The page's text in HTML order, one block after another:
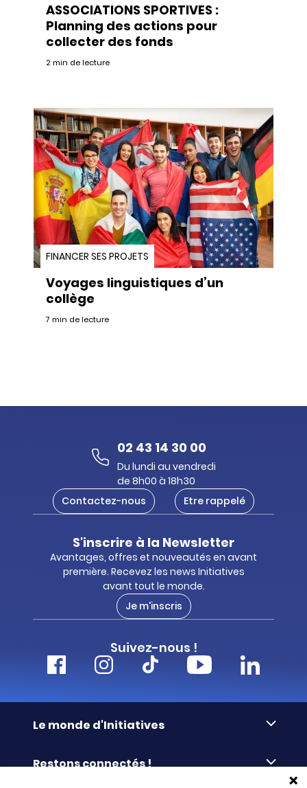
ASSOCIATIONS SPORTIVES :
Planning des actions pour
collecter des fonds
2 min de lecture
FINANCER SES PROJETS
Voyages linguistiques d’un
collège
7 min de lecture
02 43 14 30 00
Du lundi au vendredi
de 8h00 à 18h30
Contactez-nous
Etre rappelé
S'inscrire à la Newsletter
Avantages, offres et nouveautés en avant
première. Recevez les news Initiatives
avant tout le monde.
Je m'inscris
Suivez-nous !
Le monde d'Initiatives
Restons connectés !